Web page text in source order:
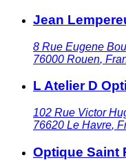
Jean
8 Rue Eugene
76000 Rouen,
L Atelier D
102 Rue Victor
76620 Le Havre,
Optique Saint